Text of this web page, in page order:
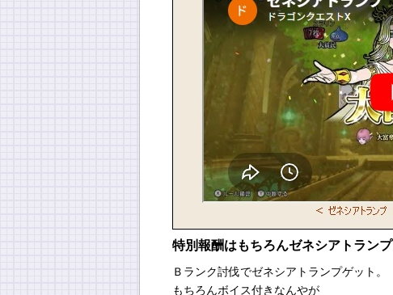
特別報酬はもちろんゼネシアトランプ
Ｂランク討伐でゼネシアトランプゲット。
もちろんボイス付きなんやが